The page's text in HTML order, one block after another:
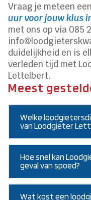
Vraag je meteen
uur voor jouw klus
met ons op via 085
duidelijkheid en is
verleden tijd met
Lettelbert.
Meest
Welke
van Loodgieter
Hoe snel kan
geval van spoed?
Wat kost een